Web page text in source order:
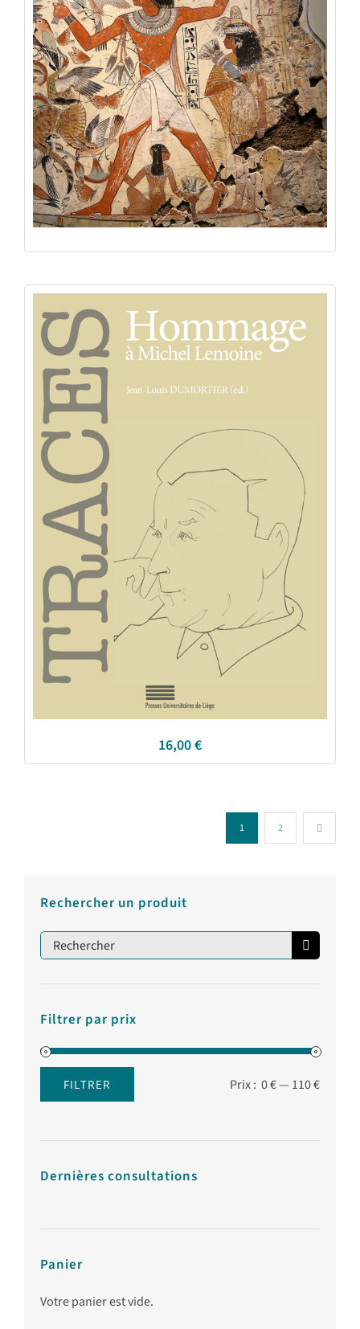
16,00€
1 2
Rechercher un produit
Rechercher:
Filtrer par prix
FILTRER Prix : 0 €— 110 €
Dernières consultations
Panier
Votre panier est vide.